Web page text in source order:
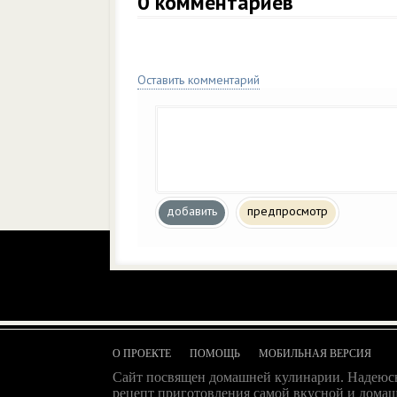
Оставить комментарий
добавить предпросмотр
О ПРОЕКТЕ ПОМОЩЬ МОБИЛЬНАЯ ВЕРСИЯ
Сайт посвящен домашней кулинарии.
рецепт приготовления самой вкусной и